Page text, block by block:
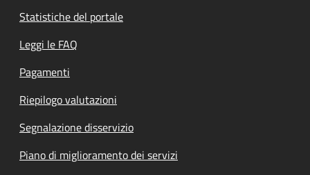
Statistiche del portale
Leggi le FAQ
Pagamenti
Riepilogo valutazioni
Segnalazione disservizio
Piano di miglioramento dei servizi